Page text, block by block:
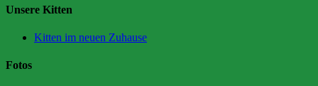
Unsere Kitten
Kitten im neuen Zuhause
Fotos